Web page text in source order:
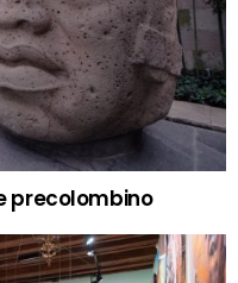
precolombino